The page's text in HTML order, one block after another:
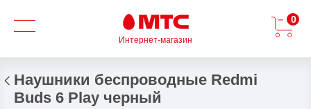
Интернет-магазин
0
Наушники беспроводные Redmi
Buds 6 Play черный